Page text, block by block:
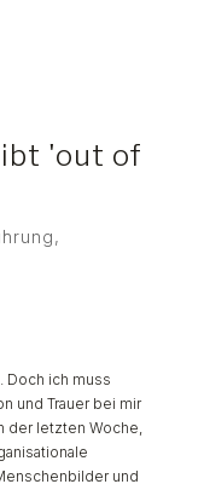
'out of
,
Doch ich muss
und Trauer bei mir
der letzten Woche,
und